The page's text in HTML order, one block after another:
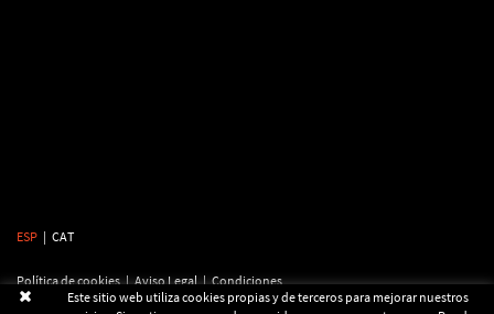
ESP | CAT
Política de cookies | Aviso Legal | Condiciones
Este sitio web utiliza cookies propias y de terceros para mejorar nuestros